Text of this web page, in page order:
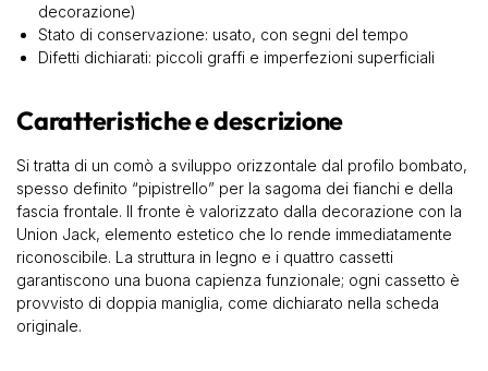
decorazione)
Stato di conservazione: usato, con segni del tempo
Difetti dichiarati: piccoli graffi e imperfezioni superficiali
Caratteristiche e descrizione
Si tratta di un comò a sviluppo orizzontale dal profilo bombato,
spesso definito “pipistrello” per la sagoma dei fianchi e della
fascia frontale. Il fronte è valorizzato dalla decorazione con la
Union Jack, elemento estetico che lo rende immediatamente
riconoscibile. La struttura in legno e i quattro cassetti
garantiscono una buona capienza funzionale; ogni cassetto è
provvisto di doppia maniglia, come dichiarato nella scheda
originale.